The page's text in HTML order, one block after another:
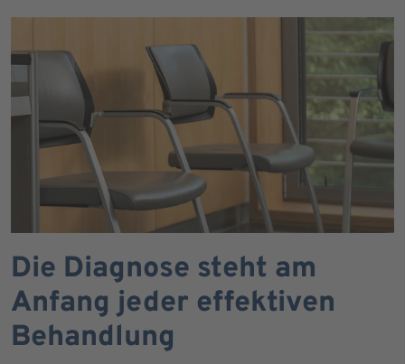
Die Diagnose steht am
Anfang jeder effektiven
Behandlung